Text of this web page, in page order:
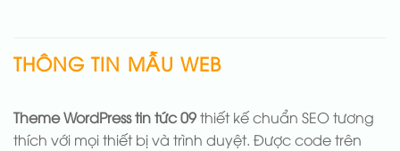
THÔNG TIN MẪU WEB
Theme WordPress tin tức 09thiết kế chuẩn SEO tương
thích với mọi thiết bị và trình duyệt. Được code trên